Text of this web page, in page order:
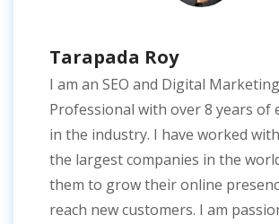
Tarapada Roy
I am an SEO and Digital Marketing
Professional with over 8 years of
in the industry. I have worked
the largest companies in the
them to grow their online
reach new customers. I am